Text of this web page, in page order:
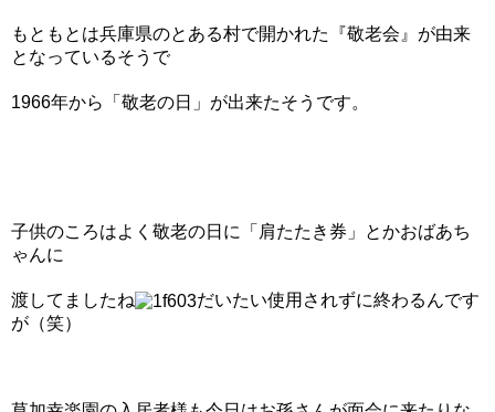
もともとは兵庫県のとある村で開かれた『敬老会』が由来
となっているそうで
1966年から「敬老の日」が出来たそうです。
子供のころはよく敬老の日に「肩たたき券」とかおばあち
ゃんに
渡してましたね
だいたい使用されずに終わるんです
が（笑）